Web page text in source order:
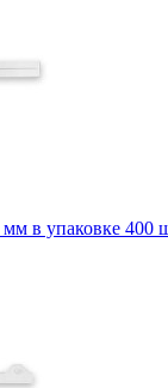
в упаковке 400